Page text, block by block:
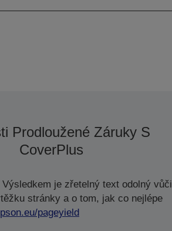
Prodloužené Záruky S
CoverPlus
je zřetelný text odolný vůči
stránky a o tom, jak co nejlépe
pageyield